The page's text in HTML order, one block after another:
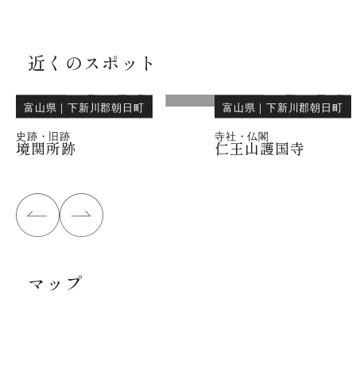
近くのスポット
富山県 ｜下新川郡朝日町
史跡・旧跡
境関所跡
富山県 ｜下新川郡朝日町
寺社・仏閣
仁王山護国寺
マップ